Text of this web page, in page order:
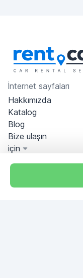
İnternet sayfaları
Hakkımızda
Katalog
Blog
Bize ulaşın
için